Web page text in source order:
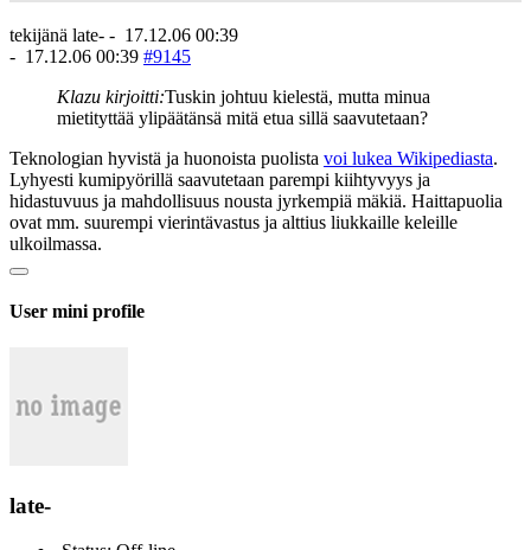
tekijänä late- - 17.12.06 00:39
- 17.12.06 00:39 #9145
Klazu kirjoitti:Tuskin johtuu kielestä, mutta minua
mietityttää ylipäätänsä mitä etua sillä saavutetaan?
Teknologian hyvistä ja huonoista puolista voi lukea Wikipediasta.
Lyhyesti kumipyörillä saavutetaan parempi kiihtyvyys ja
hidastuvuus ja mahdollisuus nousta jyrkempiä mäkiä. Haittapuolia
ovat mm. suurempi vierintävastus ja alttius liukkaille keleille
ulkoilmassa.
User mini profile
late-